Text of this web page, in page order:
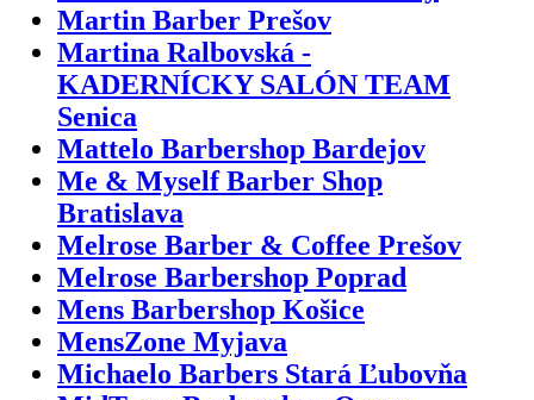
Martin Barber Prešov
Martina Ralbovská -
KADERNÍCKY SALÓN TEAM
Senica
Mattelo Barbershop Bardejov
Me & Myself Barber Shop
Bratislava
Melrose Barber & Coffee Prešov
Melrose Barbershop Poprad
Mens Barbershop Košice
MensZone Myjava
Michaelo Barbers Stará Ľubovňa